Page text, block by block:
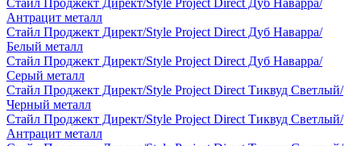
Стайл Проджект Директ/Style Project Direct Дуб Наварра/
Антрацит металл
Стайл Проджект Директ/Style Project Direct Дуб Наварра/
Белый металл
Стайл Проджект Директ/Style Project Direct Дуб Наварра/
Серый металл
Стайл Проджект Директ/Style Project Direct Тиквуд Светлый/
Черный металл
Стайл Проджект Директ/Style Project Direct Тиквуд Светлый/
Антрацит металл